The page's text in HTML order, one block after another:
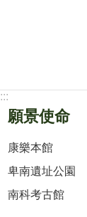
:::
願景使命
康樂本館
卑南遺址公園
南科考古館